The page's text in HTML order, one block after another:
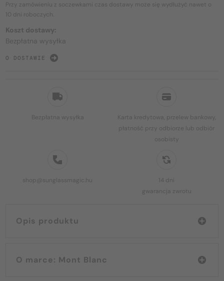
Bezpłatna wysyłka
Karta kredytowa, przelew bankowy,
płatność przy odbiorze lub odbiór
osobisty
shop@sunglassmagic.hu
14 dni
gwarancja zwrotu
Opis produktu
O marce: Mont Blanc
Przy zamówieniu z soczewkami czas dostawy może się wydłużyć nawet o
10 dni roboczych.
Koszt dostawy:
Bezpłatna wysyłka
O DOSTAWIE